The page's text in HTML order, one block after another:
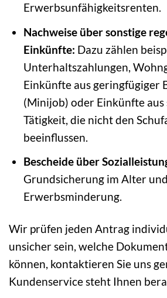
Erwerbsunfähigkeitsrenten.
Nachweise über sonstige
Einkünfte: Dazu zählen
Unterhaltszahlungen,
Einkünfte aus geringfügiger
(Minijob) oder Einkünfte
Tätigkeit, die nicht den
beeinflussen.
Bescheide über
Grundsicherung im Alter
Erwerbsminderung.
Wir prüfen jeden Antrag
unsicher sein, welche
können, kontaktieren Sie uns
Kundenservice steht Ihnen